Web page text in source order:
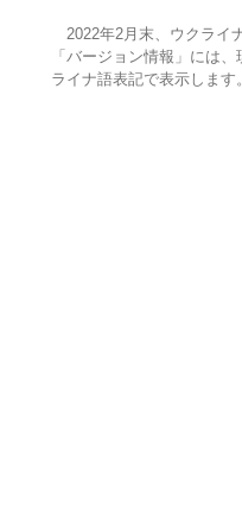
2022年2月末、ウクライ
「バージョン情報」には
ライナ語表記で表示します。